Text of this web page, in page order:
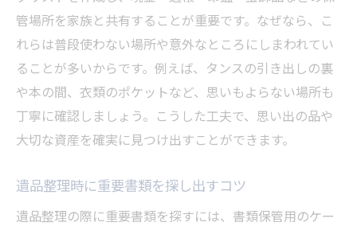
管場所を家族と共有することが重要です。なぜなら、こ
れらは普段使わない場所や意外なところにしまわれてい
ることが多いからです。例えば、タンスの引き出しの裏
や本の間、衣類のポケットなど、思いもよらない場所も
丁寧に確認しましょう。こうした工夫で、思い出の品や
大切な資産を確実に見つけ出すことができます。
遺品整理時に重要書類を探し出すコツ
遺品整理の際に重要書類を探すには、書類保管用のケー